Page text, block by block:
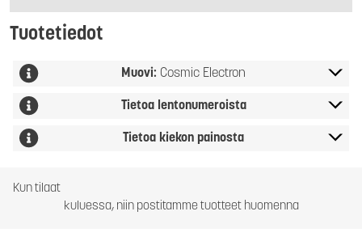
Tuotetiedot
Muovi: Cosmic Electron
Tietoa lentonumeroista
Tietoa kiekon painosta
Kun tilaat
kuluessa, niin postitamme tuotteet huomenna